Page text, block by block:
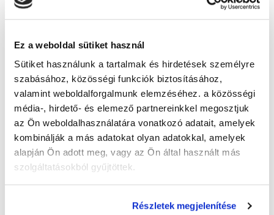
Ez a weboldal sütiket használ
Sütiket használunk a tartalmak és hirdetések személyre
szabásához, közösségi funkciók biztosításához,
valamint weboldalforgalmunk elemzéséhez. a közösségi
média-, hirdető- és elemező partnereinkkel megosztjuk
az Ön weboldalhasználatára vonatkozó adatait, amelyek
kombinálják a más adatokat olyan adatokkal, amelyek
alapján Ön adott meg, vagy az Ön által használt más
szolgáltatásokból gyűjtöttek.
Részletek megjelenítése
Guzmics Gréta
+36302262580
" T " csoport
46 nap az indulásig!
2026-09-22